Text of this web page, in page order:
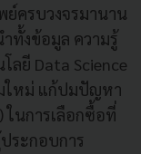
ย์ครบวงจรมานาน
ทั้งข้อมูล ความรู้
ลยี Data Science
มใหม่ แก้ปมปัญหา
ในการเลือกซื้อที่
ระกอบการ